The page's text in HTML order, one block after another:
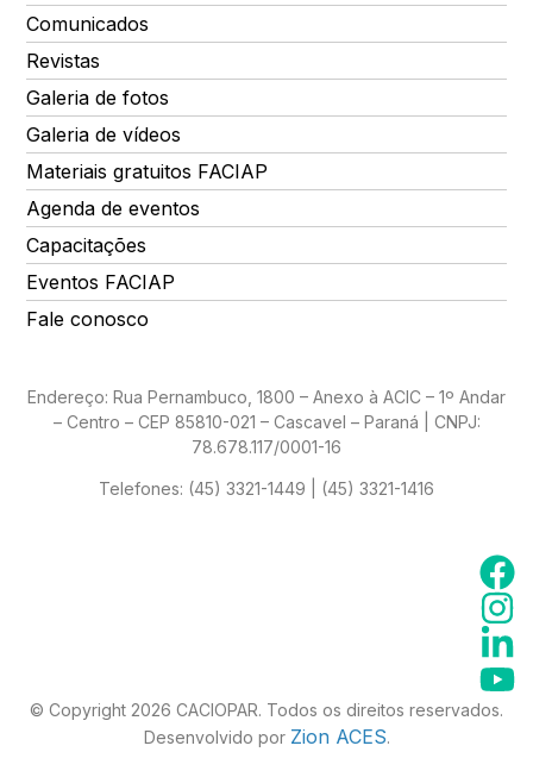
Comunicados
Revistas
Galeria de fotos
Galeria de vídeos
Materiais gratuitos FACIAP
Agenda de eventos
Capacitações
Eventos FACIAP
Fale conosco
Endereço: Rua Pernambuco, 1800 – Anexo à ACIC – 1º Andar
– Centro – CEP 85810-021 – Cascavel – Paraná | CNPJ:
78.678.117/0001-16
Telefones: (45) 3321-1449 | (45) 3321-1416
© Copyright 2026 CACIOPAR. Todos os direitos reservados.
Desenvolvido por Zion ACES.